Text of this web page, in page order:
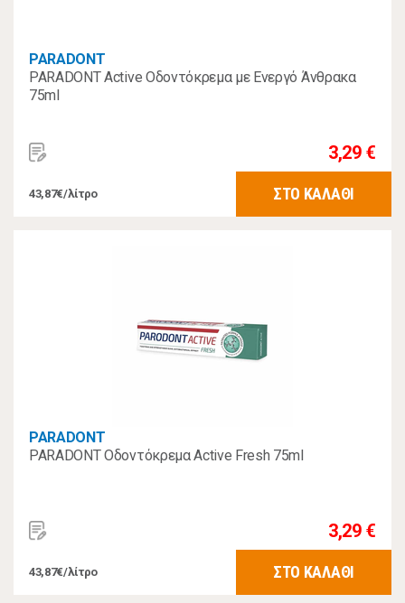
PARADONT
PARADONT Active Οδοντόκρεμα με Ενεργό Άνθρακα
75ml
3,29 €
43,87€/λίτρο ΣΤΟ ΚΑΛΑΘΙ
PARADONT
PARADONT Οδοντόκρεμα Active Fresh 75ml
3,29 €
43,87€/λίτρο ΣΤΟ ΚΑΛΑΘΙ